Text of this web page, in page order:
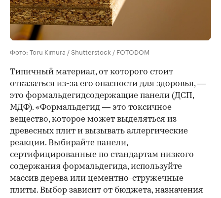
Фото: Toru Kimura / Shutterstock / FOTODOM
Типичный материал, от которого стоит
отказаться из-за его опасности для здоровья, —
это формальдегидсодержащие панели (ДСП,
МДФ). «Формальдегид — это токсичное
вещество, которое может выделяться из
древесных плит и вызывать аллергические
реакции. Выбирайте панели,
сертифицированные по стандартам низкого
содержания формальдегида, используйте
массив дерева или цементно-стружечные
плиты. Выбор зависит от бюджета, назначения